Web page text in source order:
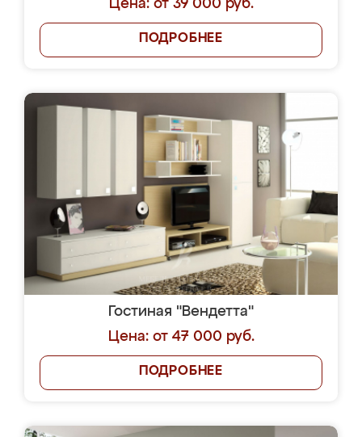
Цена: от 39 000 руб.
ПОДРОБНЕЕ
Гостиная "Вендетта"
Цена: от 47 000 руб.
ПОДРОБНЕЕ